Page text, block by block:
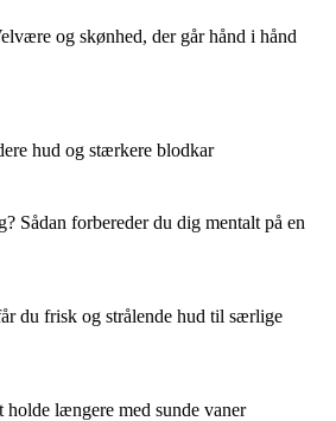
og skønhed, der går hånd i hånd
hud og stærkere blodkar
Sådan forbereder du dig mentalt på en
du frisk og strålende hud til særlige
længere med sunde vaner